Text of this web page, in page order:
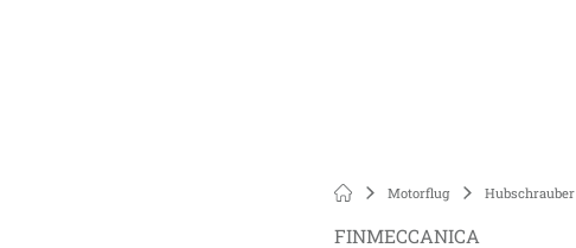
Motorflug Hubschrauber
FINMECCANICA